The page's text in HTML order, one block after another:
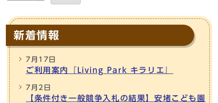
新着情報
7月17日
ご利用案内『Living Park キラリエ』
7月2日
【条件付き一般競争入札の結果】安堵こども園